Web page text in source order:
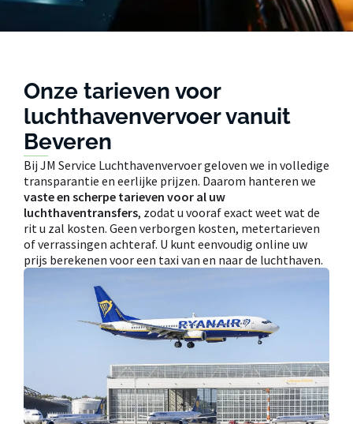
Onze tarieven voor
luchthavenvervoer vanuit
Beveren
Bij JM Service Luchthavenvervoer geloven we in volledige
transparantie en eerlijke prijzen. Daarom hanteren we
vaste en scherpe tarieven voor al uw
luchthaventransfers, zodat u vooraf exact weet wat de
rit u zal kosten. Geen verborgen kosten, metertarieven
of verrassingen achteraf. U kunt eenvoudig online uw
prijs berekenen voor een taxi van en naar de luchthaven.